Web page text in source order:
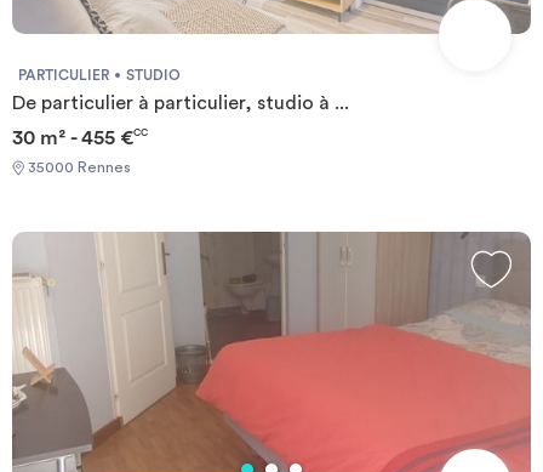
PARTICULIER STUDIO
De particulier à particulier, studio à ...
30 m² - 455 €CC
35000 Rennes